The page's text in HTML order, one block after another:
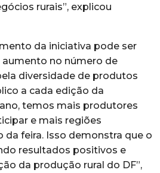
rurais”, explicou
da iniciativa pode ser
no número de
diversidade de produtos
a cada edição da
temos mais produtores
e mais regiões
da feira. Isso demonstra que o
resultados positivos e
da produção rural do DF”,